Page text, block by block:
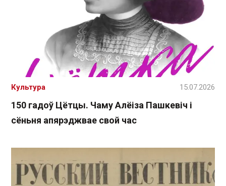
150 гадоў Цётцы. Чаму Алёіза Пашкевіч і
сёньня апярэджвае свой час
Культура 15.07.2026